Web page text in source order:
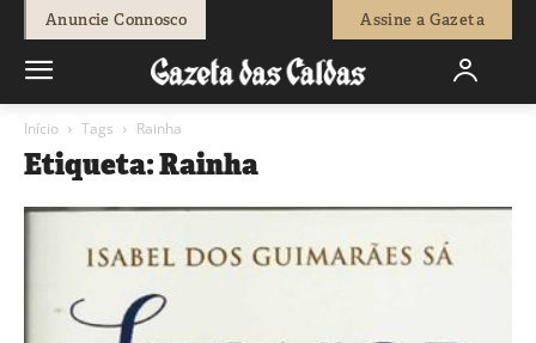
Anuncie Connosco Assine a Gazeta
Início Tags Rainha
Etiqueta: Rainha